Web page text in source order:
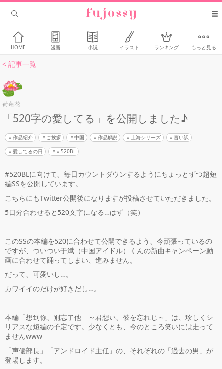
HOME 漫画 小説 イラスト ランキング もっと見る
< 記事一覧
荷蓮花
「520字の愛してる」を公開しました♪
作品紹介 ご挨拶 中国 作品解説 上海シリーズ
言い訳
愛してるの日
＃520BL
#520BLに向けて、毎日カウントダウンするようにちょっとずつ超短
編SSを公開しています。
こちらにもTwitter公開後になりますが投稿させていただきました。
5日分合わせると520文字になる…はず（笑）
このSSの本編を520に合わせて公開できるよう、今頑張っているの
ですが、ついつい于斌（中国アイドル）くんの新曲キャンペーン動
画に合わせて踊ってしまい、進みません。
だって、可愛いし…。
カワイイのだけが好きだし…。
本編「想到你、別忘了他 ～君想い、彼を忘れじ～」は、珍しくシ
リアスな短編の予定です。少なくとも、今のところ笑いには走って
ませんwww
「声優部長」「アンドロイド主任」の、それぞれの「過去の男」が
登場します。